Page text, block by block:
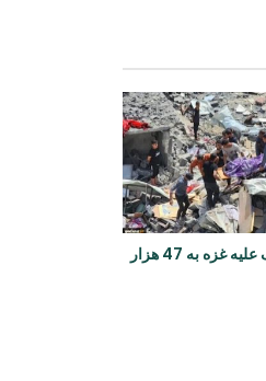
و ایران
اقتصادی و
همکاری‌های
شمار شهدای جنگ علیه غزه به 47 هزار